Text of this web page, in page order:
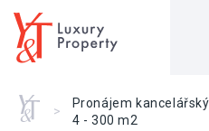
Home
>
Pronájem
4 - 300 m2